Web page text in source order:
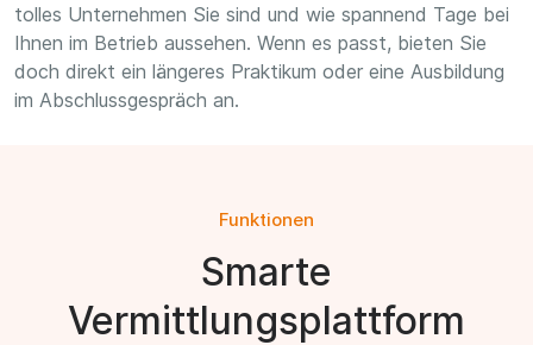
tolles Unternehmen Sie sind und wie spannend Tage bei
Ihnen im Betrieb aussehen. Wenn es passt, bieten Sie
doch direkt ein längeres Praktikum oder eine Ausbildung
im Abschlussgespräch an.
Funktionen
Smarte
Vermittlungsplattform